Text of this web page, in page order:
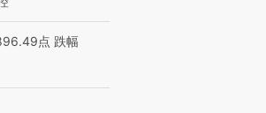
点 跌幅